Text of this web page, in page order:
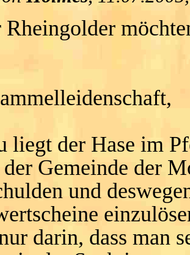
liegt der Hase im
Gemeinde der
und
darin, dass man